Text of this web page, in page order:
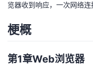
子
直
播
的
活
动
我
的
关
我
的
我
览器收到响应，一次网络连
梗概
第1章Web浏览器